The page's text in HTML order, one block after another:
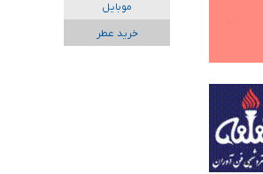
موبایل
خرید عطر